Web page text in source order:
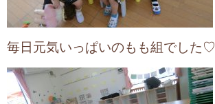
毎日元気いっぱいのもも組でした♡